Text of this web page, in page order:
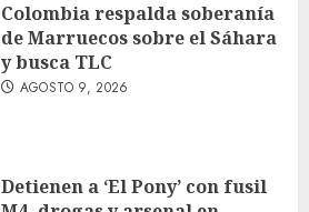
Colombia respalda soberanía
de Marruecos sobre el Sáhara
y busca TLC
AGOSTO 9, 2026
Detienen a ‘El Pony’ con fusil